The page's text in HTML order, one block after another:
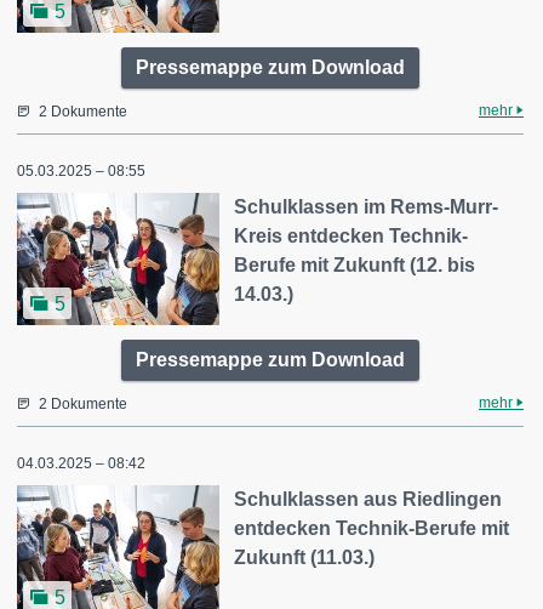
5
Pressemappe zum Download
2 Dokumente mehr
05.03.2025 – 08:55
5
Schulklassen im Rems-Murr-
Kreis entdecken Technik-
Berufe mit Zukunft (12. bis
14.03.)
Pressemappe zum Download
2 Dokumente mehr
04.03.2025 – 08:42
5
Schulklassen aus Riedlingen
entdecken Technik-Berufe mit
Zukunft (11.03.)